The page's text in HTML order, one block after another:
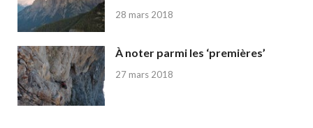
28 mars 2018
À noter parmi les ‘premières’
27 mars 2018